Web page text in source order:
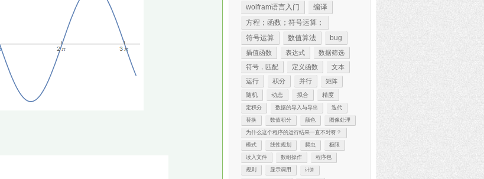
wolfram语言入门
编译
方程；函数；符号运算；
符号运算
数值算法 bug
插值函数 表达式
数据筛选
符号，匹配
定义函数
文本
运行
积分 并行 矩阵
随机 动态 拟合 精度
定积分 数据的导入与导出 迭代
替换 数值积分 颜色 图像处理
为什么这个程序的运行结果一直不对呀？
模式 线性规划 爬虫 极限
读入文件 数组操作 程序包
规则 显示调用 计算